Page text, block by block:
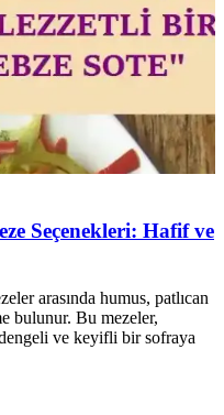
Seçenekleri: Hafif ve
arasında humus, patlıcan
bulunur. Bu mezeler,
ve keyifli bir sofraya